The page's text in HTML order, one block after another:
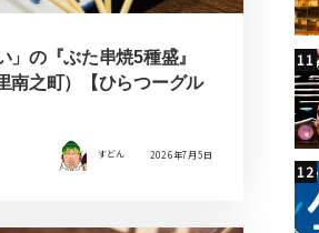
」の『ぶた串焼5種盛』
南之町）【ひらつーグル
すどん 2026年7月5日